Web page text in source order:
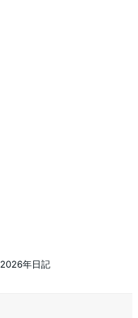
2026年日記